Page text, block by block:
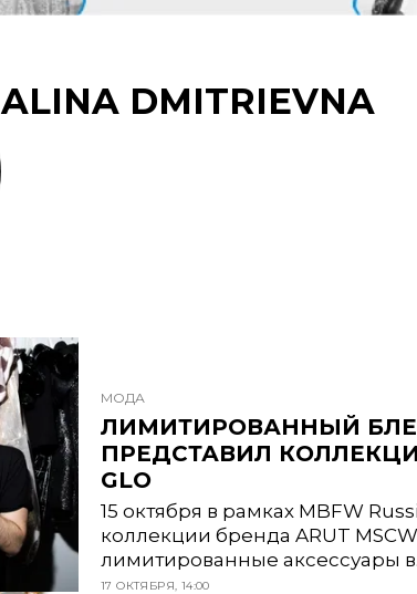
ALINA DMITRIEVNA
МОДА
ЛИМИТИРОВАННЫЙ
ПРЕДСТАВИЛ
GLO
15 октября в рамках MBFW
коллекции бренда ARUT
лимитированные аксессуары
17 ОКТЯБРЯ, 14:00